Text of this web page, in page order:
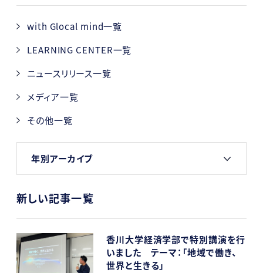
with Glocal mind一覧
LEARNING CENTER一覧
ニュースリリース一覧
メディア一覧
その他一覧
年別アーカイブ
新しい記事一覧
香川大学経済学部で特別講演を行
いました テーマ：「地域で働き、
世界と生きる」